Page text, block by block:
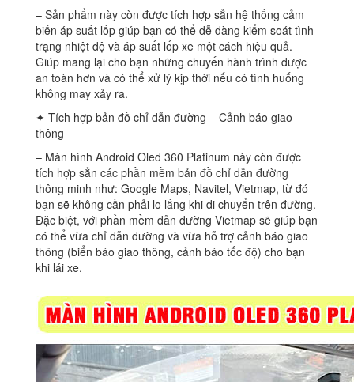
– Sản phẩm này còn được tích hợp sẳn hệ thống cảm
biến áp suất lốp giúp bạn có thể dễ dàng kiểm soát tình
trạng nhiệt độ và áp suất lốp xe một cách hiệu quả.
Giúp mang lại cho bạn những chuyến hành trình được
an toàn hơn và có thể xử lý kịp thời nếu có tình huống
không may xảy ra.
✦ Tích hợp bản đồ chỉ dẫn đường – Cảnh báo giao
thông
– Màn hình Android Oled 360 Platinum này còn được
tích hợp sẳn các phần mềm bản đồ chỉ dẫn đường
thông minh như: Google Maps, Navitel, Vietmap, từ đó
bạn sẽ không cần phải lo lắng khi di chuyển trên đường.
Đặc biệt, với phần mềm dẫn đường Vietmap sẽ giúp bạn
có thể vừa chỉ dẫn đường và vừa hỗ trợ cảnh báo giao
thông (biển báo giao thông, cảnh báo tốc độ) cho bạn
khi lái xe.